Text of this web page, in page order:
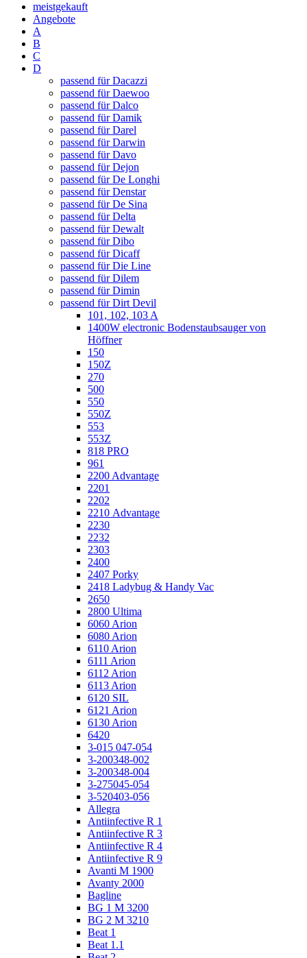
meistgekauft
Angebote
A
B
C
D
passend für Dacazzi
passend für Daewoo
passend für Dalco
passend für Damik
passend für Darel
passend für Darwin
passend für Davo
passend für Dejon
passend für De Longhi
passend für Denstar
passend für De Sina
passend für Delta
passend für Dewalt
passend für Dibo
passend für Dicaff
passend für Die Line
passend für Dilem
passend für Dimin
passend für Dirt Devil
101, 102, 103 A
1400W electronic Bodenstaubsauger von
Höffner
150
150Z
270
500
550
550Z
553
553Z
818 PRO
961
2200 Advantage
2201
2202
2210 Advantage
2230
2232
2303
2400
2407 Porky
2418 Ladybug & Handy Vac
2650
2800 Ultima
6060 Arion
6080 Arion
6110 Arion
6111 Arion
6112 Arion
6113 Arion
6120 SIL
6121 Arion
6130 Arion
6420
3-015 047-054
3-200348-002
3-200348-004
3-275045-054
3-520403-056
Allegra
Antiinfective R 1
Antiinfective R 3
Antiinfective R 4
Antiinfective R 9
Avanti M 1900
Avanty 2000
Bagline
BG 1 M 3200
BG 2 M 3210
Beat 1
Beat 1.1